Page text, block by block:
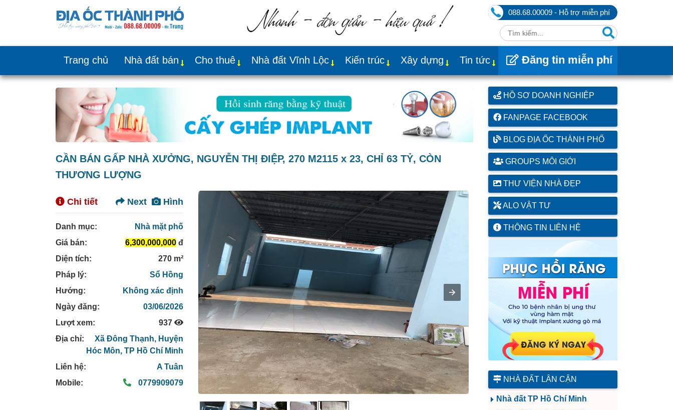
088.68.00009 - Hỗ trợ miễn phí
Trang chủ Nhà đất bán Cho thuê Nhà đất Vĩnh Lộc Kiến trúc Xây dựng Tin tức Đăng tin miễn phí
CẦN BÁN GẤP NHÀ XƯỞNG, NGUYỄN THỊ ĐIỆP, 270 M2115 x 23, CHỈ 63 TỶ, CÒN
THƯƠNG LƯỢNG
Chi tiết Hình
Next
Danh mục:
Nhà mặt phố
Giá bán:
6,300,000,000 đ
Diện tích:
270 m²
Pháp lý:
Sổ Hồng
Hướng:
Không xác định
Ngày đăng:
03/06/2026
Lượt xem:
937
Địa chỉ:
Xã Đông Thạnh, Huyện
Hóc Môn,TP Hồ Chí Minh
Liên hệ:
A Tuân
Mobile:
0779909079
HỒ SƠ DOANH NGHIỆP
FANPAGE FACEBOOK
BLOG ĐỊA ỐC THÀNH PHỐ
GROUPS MÔI GIỚI
THƯ VIỆN NHÀ ĐẸP
ALO VẬT TƯ
THÔNG TIN LIÊN HỆ
NHÀ ĐẤT LÂN CẬN
Nhà đất TP Hồ Chí Minh